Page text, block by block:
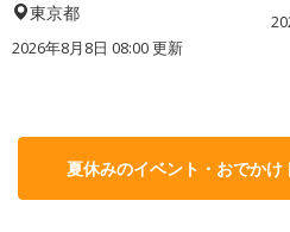
東京都
2026年8月8日 08:00更新
夏休みのイベント・おでか